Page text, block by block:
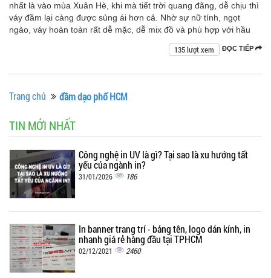
nhất là vào mùa Xuân Hè, khi mà tiết trời quang đãng, dễ chịu thì
váy đầm lại càng được sủng ái hơn cả. Nhờ sự nữ tính, ngọt
ngào, váy hoàn toàn rất dễ mặc, dễ mix đồ và phù hợp với hầu
ĐỌC TIẾP
135 lượt xem
Trang chủ đầm dạo phố HCM
TIN MỚI NHẤT
Công nghệ in UV là gì? Tại sao là xu hướng tất
yếu của ngành in?
31/01/2026 186
In banner trang trí - bảng tên, logo dán kính, in
nhanh giá rẻ hàng đầu tại TPHCM
02/12/2021 2460